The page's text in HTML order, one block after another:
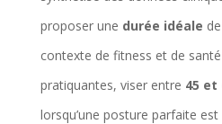
proposer une durée idéale
contexte de fitness et de
pratiquantes, viser entre 45 et
lorsqu’une posture parfaite